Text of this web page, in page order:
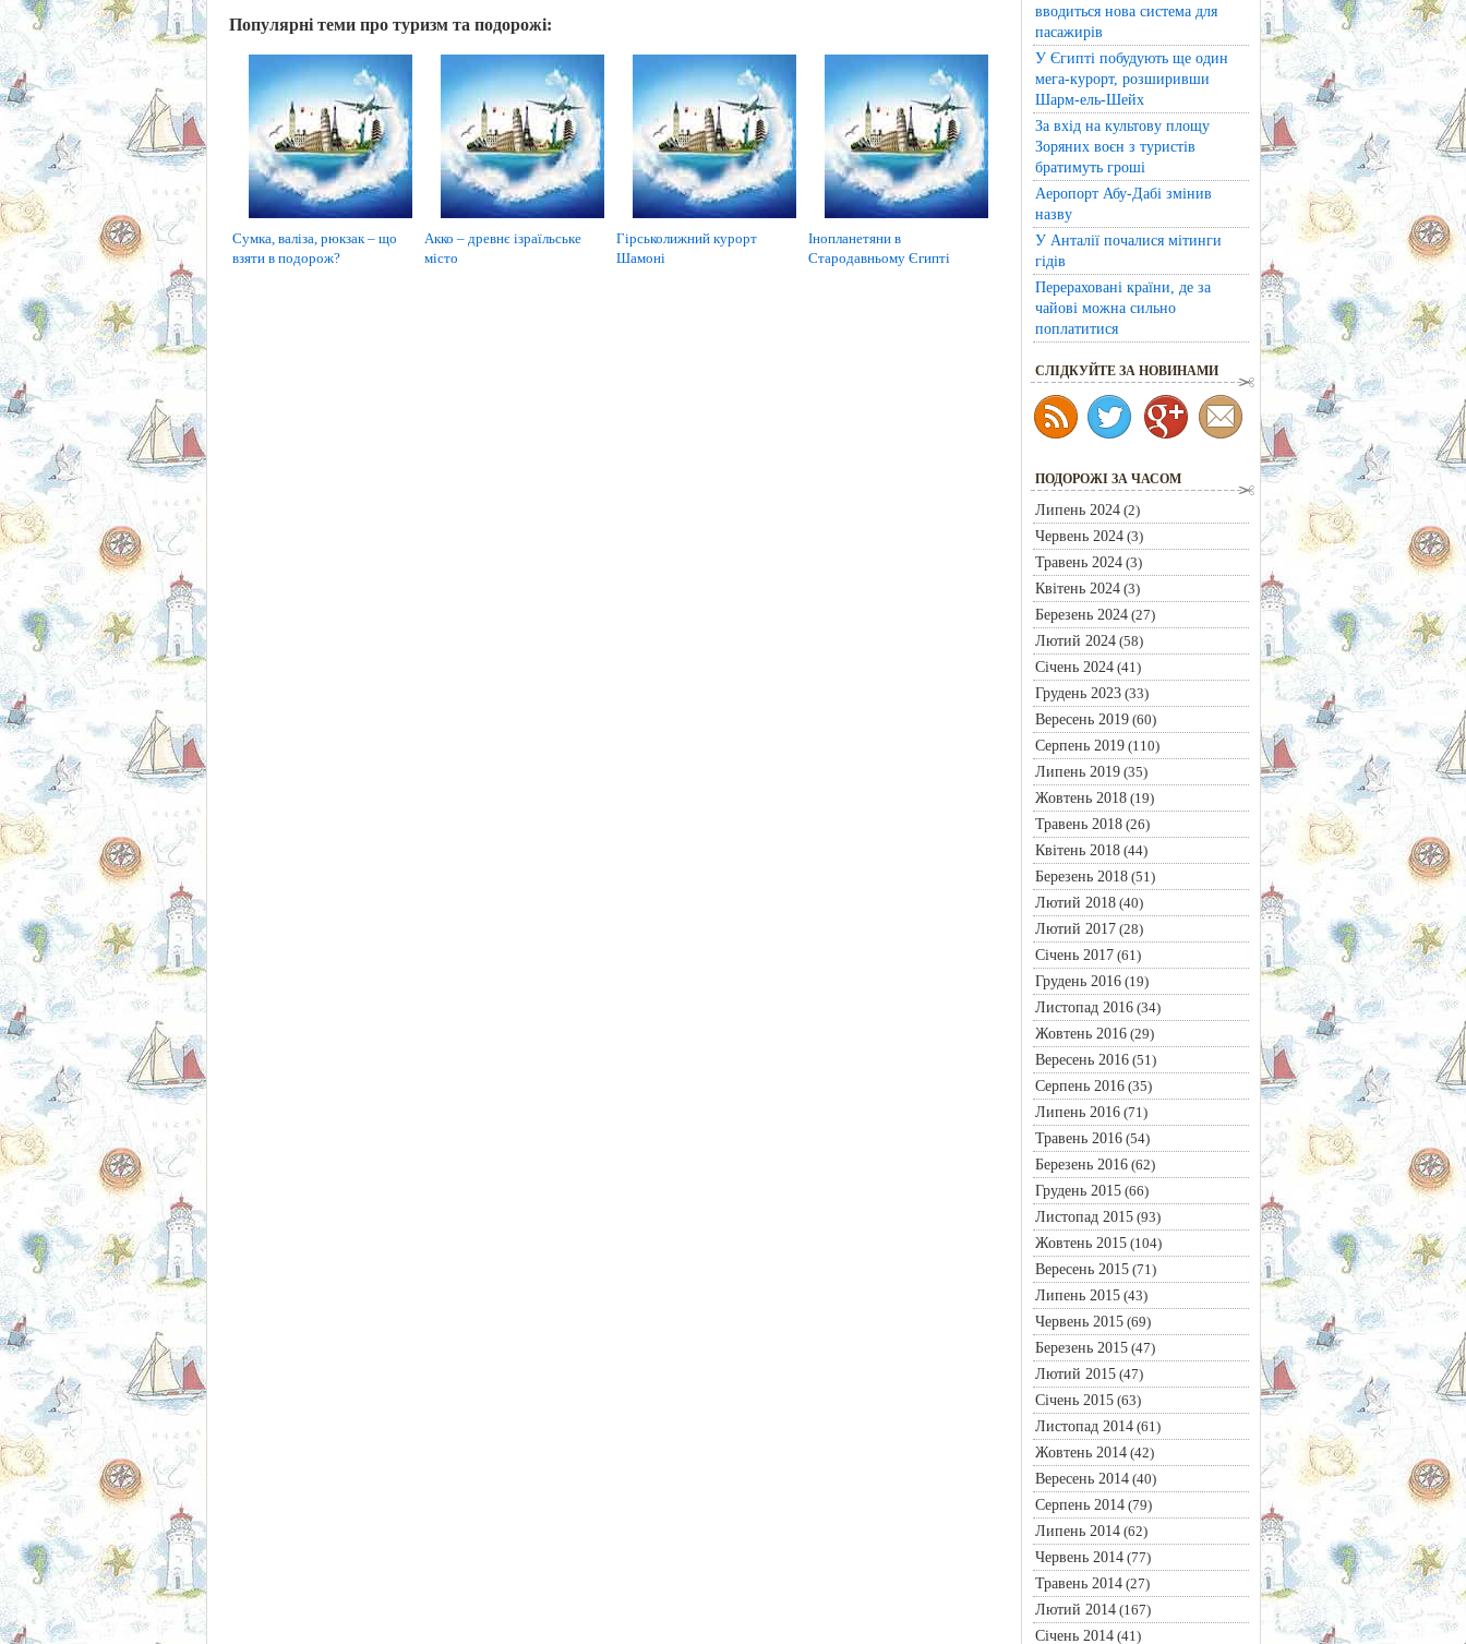
Популярні теми про туризм та подорожі:
Сумка, валіза, рюкзак – що
взяти в подорож?
Акко – древнє ізраїльське
місто
Гірськолижний курорт
Шамоні
Інопланетяни в
Стародавньому Єгипті
вводиться нова система для
пасажирів
У Єгипті побудують ще один
мега-курорт, розширивши
Шарм-ель-Шейх
За вхід на культову площу
Зоряних воєн з туристів
братимуть гроші
Аеропорт Абу-Дабі змінив
назву
У Анталії почалися мітинги
гідів
Перераховані країни, де за
чайові можна сильно
поплатитися
CЛІДКУЙТЕ ЗА НОВИНАМИ
ПОДОРОЖІ ЗА ЧАСОМ
Липень 2024(2)
Червень 2024(3)
Травень 2024(3)
Квітень 2024(3)
Березень 2024(27)
Лютий 2024(58)
Січень 2024(41)
Грудень 2023(33)
Вересень 2019(60)
Серпень 2019(110)
Липень 2019(35)
Жовтень 2018(19)
Травень 2018(26)
Квітень 2018(44)
Березень 2018(51)
Лютий 2018(40)
Лютий 2017(28)
Січень 2017(61)
Грудень 2016(19)
Листопад 2016(34)
Жовтень 2016(29)
Вересень 2016(51)
Серпень 2016(35)
Липень 2016(71)
Травень 2016(54)
Березень 2016(62)
Грудень 2015(66)
Листопад 2015(93)
Жовтень 2015(104)
Вересень 2015(71)
Липень 2015(43)
Червень 2015(69)
Березень 2015(47)
Лютий 2015(47)
Січень 2015(63)
Листопад 2014(61)
Жовтень 2014(42)
Вересень 2014(40)
Серпень 2014(79)
Липень 2014(62)
Червень 2014(77)
Травень 2014(27)
Лютий 2014(167)
Січень 2014(41)